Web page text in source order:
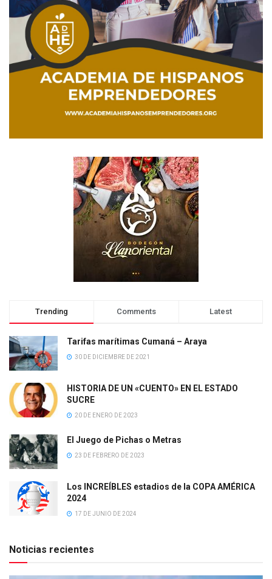
Trending Comments Latest
Tarifas marítimas Cumaná – Araya
30 DE DICIEMBRE DE 2021
HISTORIA DE UN «CUENTO» EN EL ESTADO
SUCRE
20 DE ENERO DE 2023
El Juego de Pichas o Metras
23 DE FEBRERO DE 2023
Los INCREÍBLES estadios de la COPA AMÉRICA
2024
17 DE JUNIO DE 2024
Noticias recientes